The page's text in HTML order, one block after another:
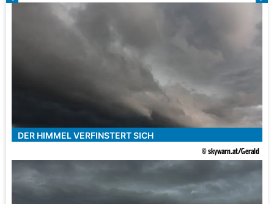
DER HIMMEL VERFINSTERT SICH
© skywarn.at/Gerald